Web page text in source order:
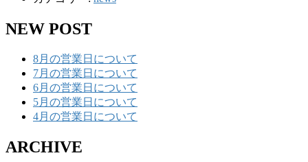
NEW POST
8月の営業日について
7月の営業日について
6月の営業日について
5月の営業日について
4月の営業日について
ARCHIVE